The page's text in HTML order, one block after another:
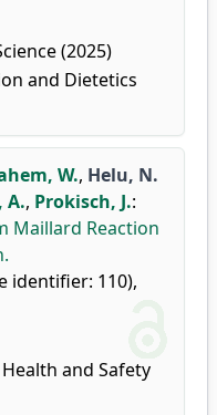
(2025)
and Dietetics
W., Helu, N.
A., Prokisch, J.:
Maillard Reaction
identifier: 110),
and Safety